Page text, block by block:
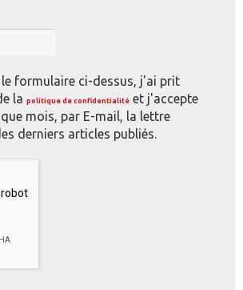
le formulaire ci-dessus, j'ai prit
la politique de confidentialité et j'accepte
mois, par E-mail, la lettre
derniers articles publiés.